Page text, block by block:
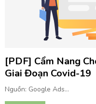
E
N
[PDF] Cẩm Nang
Giai Đoạn Covid-19
Nguồn: Google Ads...